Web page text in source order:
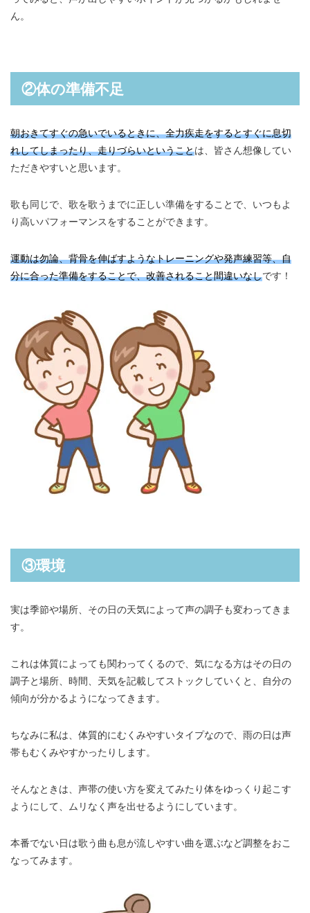
ん。
②体の準備不足
朝おきてすぐの急いでいるときに、全力疾走をするとすぐに息切
れしてしまったり、走りづらいということは、皆さん想像してい
ただきやすいと思います。
歌も同じで、歌を歌うまでに正しい準備をすることで、いつもよ
り高いパフォーマンスをすることができます。
運動は勿論、背骨を伸ばすようなトレーニングや発声練習等、自
分に合った準備をすることで、改善されること間違いなしです！
③環境
実は季節や場所、その日の天気によって声の調子も変わってきま
す。
これは体質によっても関わってくるので、気になる方はその日の
調子と場所、時間、天気を記載してストックしていくと、自分の
傾向が分かるようになってきます。
ちなみに私は、体質的にむくみやすいタイプなので、雨の日は声
帯もむくみやすかったりします。
そんなときは、声帯の使い方を変えてみたり体をゆっくり起こす
ようにして、ムリなく声を出せるようにしています。
本番でない日は歌う曲も息が流しやすい曲を選ぶなど調整をおこ
なってみます。